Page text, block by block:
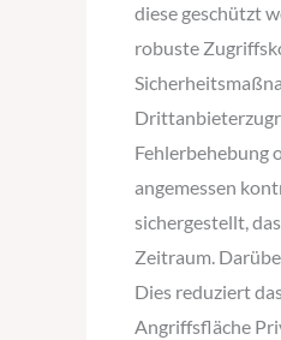
diese geschützt
robuste
Fehlerbehebung
angemessen
sichergestellt,
Zeitraum.
Dies reduziert
Angriffsfläche